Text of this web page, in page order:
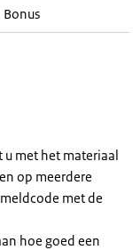
Bonus
u met het materiaal
op meerdere
met de
hoe goed een